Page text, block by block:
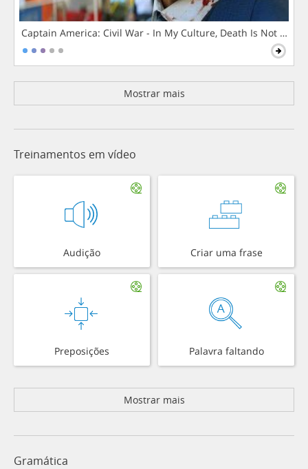
Captain America: Civil War - In My Culture, Death Is Not The
Mostrar mais
Treinamentos em vídeo
Audição Criar uma frase
Preposições Palavra faltando
Mostrar mais
Gramática